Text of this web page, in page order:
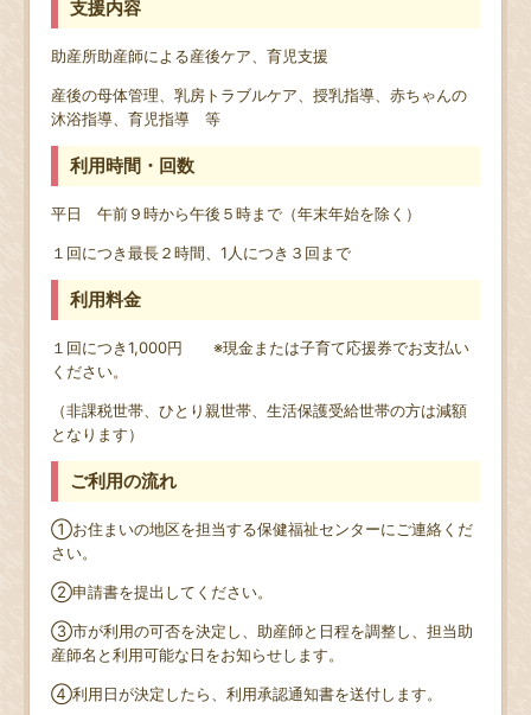
支援内容
助産所助産師による産後ケア、育児支援
産後の母体管理、乳房トラブルケア、授乳指導、赤ちゃんの
沐浴指導、育児指導 等
利用時間・回数
平日 午前９時から午後５時まで（年末年始を除く）
１回につき最長２時間、1人につき３回まで
利用料金
１回につき1,000円 ※現金または子育て応援券でお支払い
ください。
（非課税世帯、ひとり親世帯、生活保護受給世帯の方は減額
となります）
ご利用の流れ
①お住まいの地区を担当する保健福祉センターにご連絡くだ
さい。
②申請書を提出してください。
③市が利用の可否を決定し、助産師と日程を調整し、担当助
産師名と利用可能な日をお知らせします。
④利用日が決定したら、利用承認通知書を送付します。